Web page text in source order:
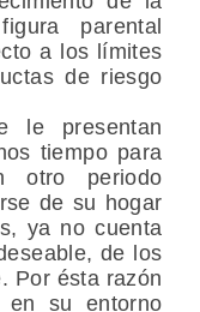
parental
a los límites
de riesgo
le presentan
tiempo para
otro periodo
de su hogar
ya no cuenta
de los
Por ésta razón
en su entorno